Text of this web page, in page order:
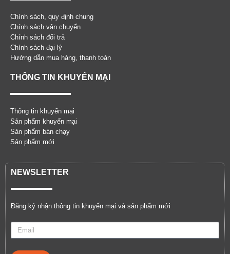
Chính sách, quy định chung
Chính sách vận chuyển
Chính sách đổi trả
Chính sách đại lý
Hướng dẫn mua hàng, thanh toán
THÔNG TIN KHUYẾN MẠI
Thông tin khuyến mại
Sản phẩm khuyến mại
Sản phẩm bán chạy
Sản phẩm mới
NEWSLETTER
Đăng ký nhận thông tin khuyến mại và sản phẩm mới